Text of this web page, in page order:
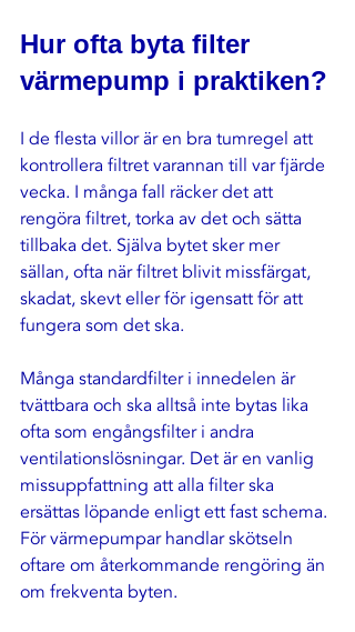
Hur ofta byta filter
värmepump i praktiken?
I de flesta villor är en bra tumregel att
kontrollera filtret varannan till var fjärde
vecka. I många fall räcker det att
rengöra filtret, torka av det och sätta
tillbaka det. Själva bytet sker mer
sällan, ofta när filtret blivit missfärgat,
skadat, skevt eller för igensatt för att
fungera som det ska.
Många standardfilter i innedelen är
tvättbara och ska alltså inte bytas lika
ofta som engångsfilter i andra
ventilationslösningar. Det är en vanlig
missuppfattning att alla filter ska
ersättas löpande enligt ett fast schema.
För värmepumpar handlar skötseln
oftare om återkommande rengöring än
om frekventa byten.